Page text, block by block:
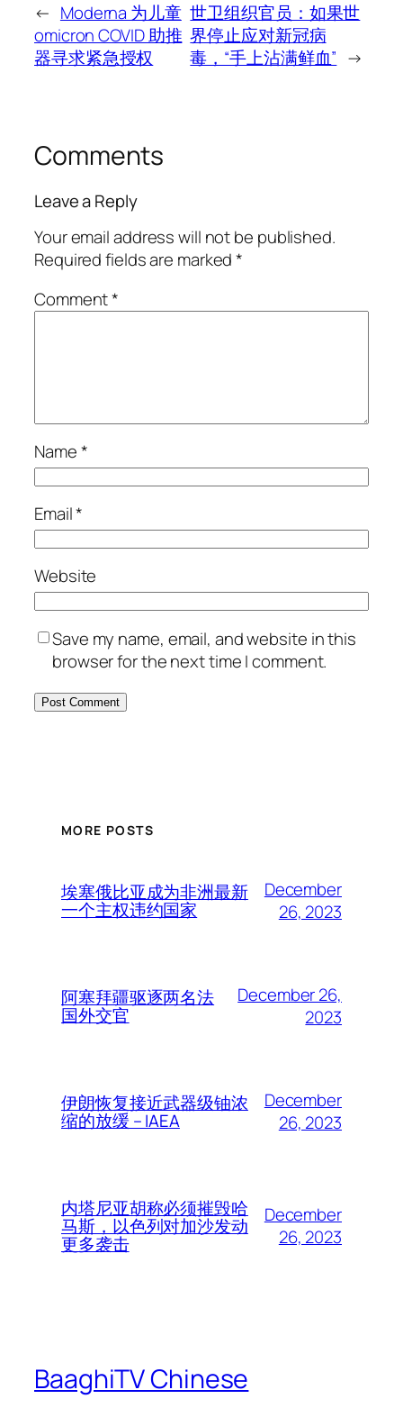
← Moderna 为儿童
omicron COVID 助推
器寻求紧急授权
世卫组织官员：如果世
界停止应对新冠病
毒，“手上沾满鲜血” →
Comments
Leave a Reply
Your email address will not be published.
Required fields are marked*
Comment*
Name*
Email*
Website
Save my name, email, and website in this
browser for the next time I comment.
MORE POSTS
埃塞俄比亚成为非洲最新
一个主权违约国家
December
26, 2023
阿塞拜疆驱逐两名法
国外交官
December 26,
2023
伊朗恢复接近武器级铀浓
缩的放缓 – IAEA
December
26, 2023
内塔尼亚胡称必须摧毁哈
马斯，以色列对加沙发动
更多袭击
December
26, 2023
BaaghiTV Chinese